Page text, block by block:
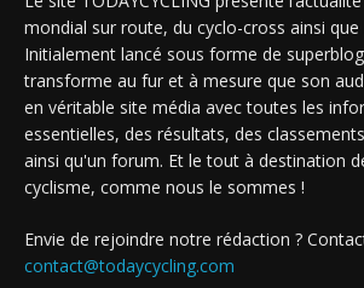
mondial sur route, du cyclo-cross ainsi que
Initialement lancé sous forme de
transforme au fur et à mesure que son
en véritable site média avec toutes les
essentielles, des résultats, des
ainsi qu'un forum. Et le tout à destination
cyclisme, comme nous le sommes !
Envie de rejoindre notre rédaction ?
contact@todaycycling.com